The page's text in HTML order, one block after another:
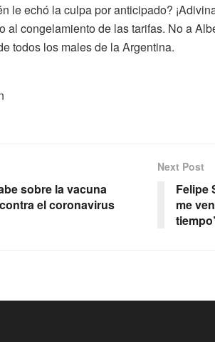
le echó la culpa por anticipado?
al congelamiento de las tarifas. No a
todos los males de la Argentina.
sobre la vacuna
el coronavirus
Next Post
Felipe
me